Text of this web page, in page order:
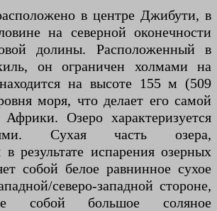
в центре Джибути, в
на северной оконечности
долины. Расположенный в
он ограничен холмами на
на высоте 155 м (509
моря, что делает его самой
Озеро характеризуется
Сухая часть озера,
в результате испарения озерных
собой белое равнинное сухое
северо-западной стороне,
собой большое соляное